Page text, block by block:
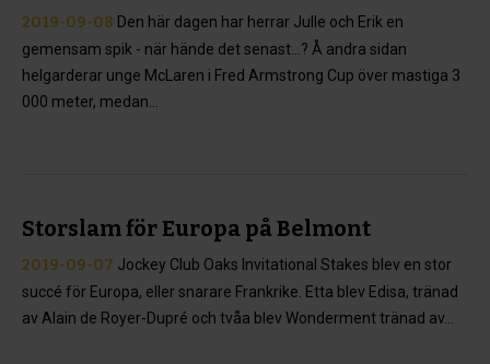
2019-09-08 Den här dagen har herrar Julle och Erik en
gemensam spik - när hände det senast...? Å andra sidan
helgarderar unge McLaren i Fred Armstrong Cup över mastiga 3
000 meter, medan...
Storslam för Europa på Belmont
2019-09-07 Jockey Club Oaks Invitational Stakes blev en stor
succé för Europa, eller snarare Frankrike. Etta blev Edisa, tränad
av Alain de Royer-Dupré och tvåa blev Wonderment tränad av...